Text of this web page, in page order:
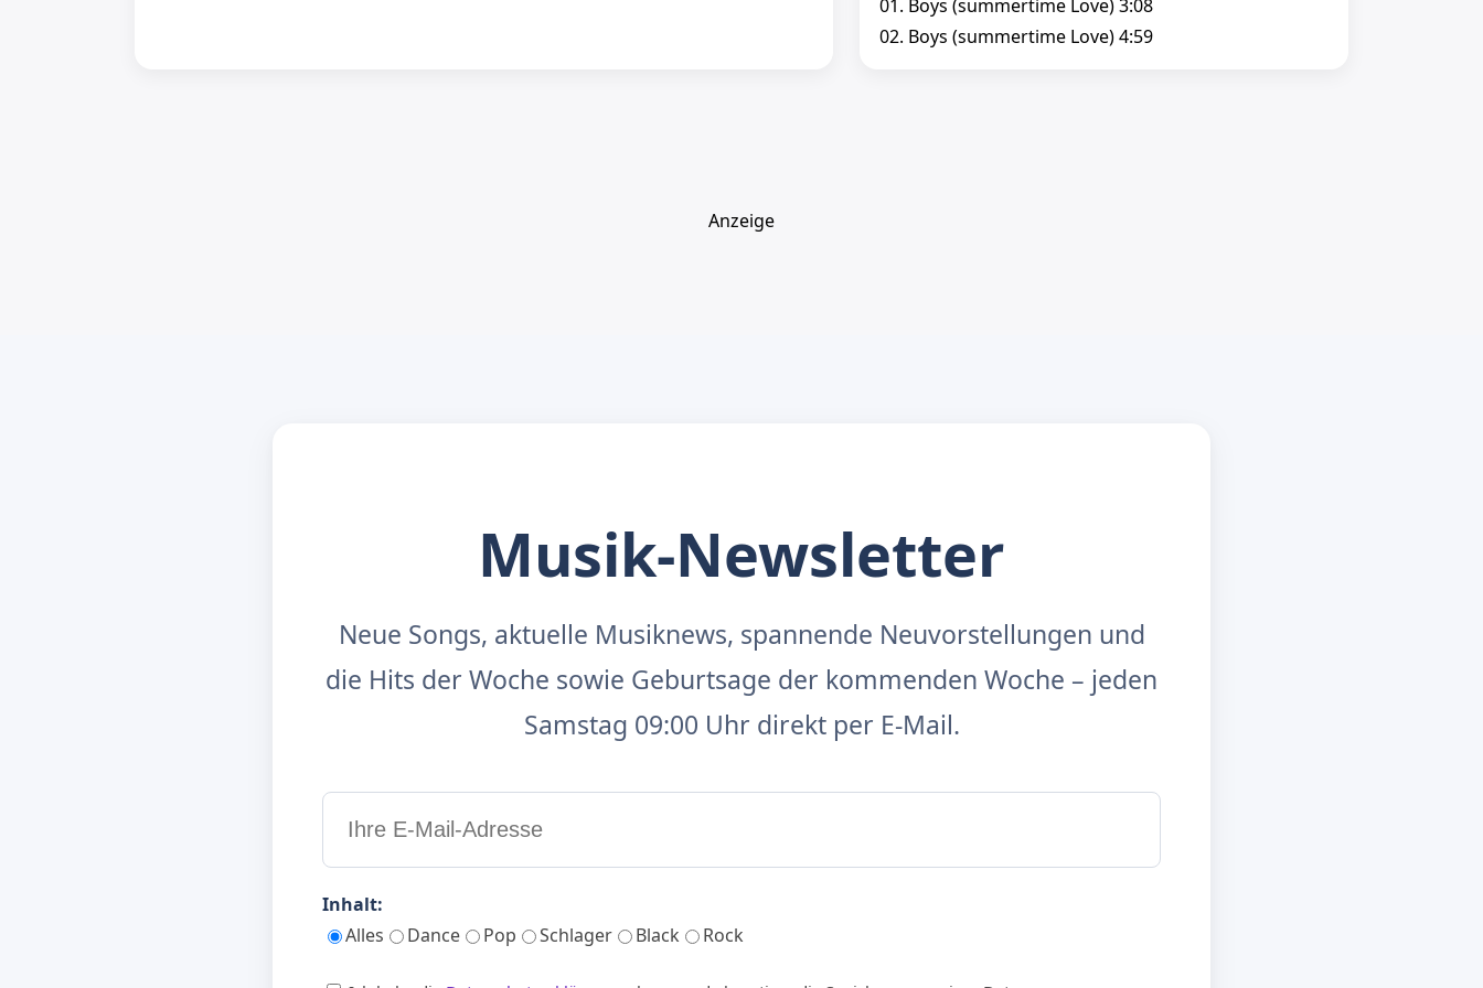
01. Boys (summertime Love) 3:08
02. Boys (summertime Love) 4:59
Anzeige
Musik-Newsletter
Neue Songs, aktuelle Musiknews, spannende Neuvorstellungen und
die Hits der Woche sowie Geburtsage der kommenden Woche – jeden
Samstag 09:00 Uhr direkt per E-Mail.
Inhalt:
Alles
Dance Pop Schlager Black Rock